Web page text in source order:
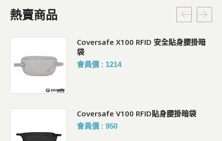
熱賣商品
Coversafe X100 RFID 安全貼身腰掛暗
袋
會員價 : 1214
Coversafe V100 RFID貼身腰掛暗袋
會員價 : 950